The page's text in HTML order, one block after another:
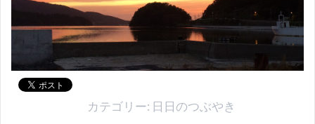
カテゴリー: 日日のつぶやき